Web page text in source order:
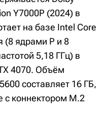
Y7000P (2024) в
на базе Intel Core
(8 ядрами P и 8
5,18 ГГц) в
4070. Объём
составляет 16 ГБ,
с коннектором М.2